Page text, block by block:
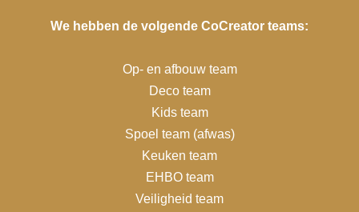
We hebben de volgende CoCreator teams:
Op- en afbouw team
Deco team
Kids team
Spoel team (afwas)
Keuken team
EHBO team
Veiligheid team